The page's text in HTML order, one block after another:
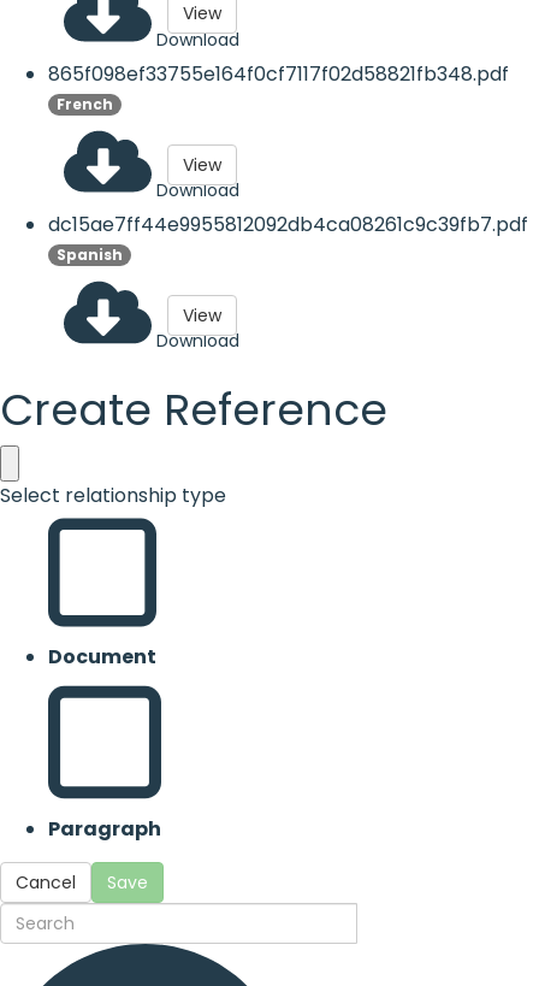
Download
View
865f098ef33755e164f0cf7117f02d58821fb348.pdf
French
Download
View
dc15ae7ff44e9955812092db4ca08261c9c39fb7.pdf
Spanish
Download
View
Create Reference
Select relationship type
Document
Paragraph
Cancel Save